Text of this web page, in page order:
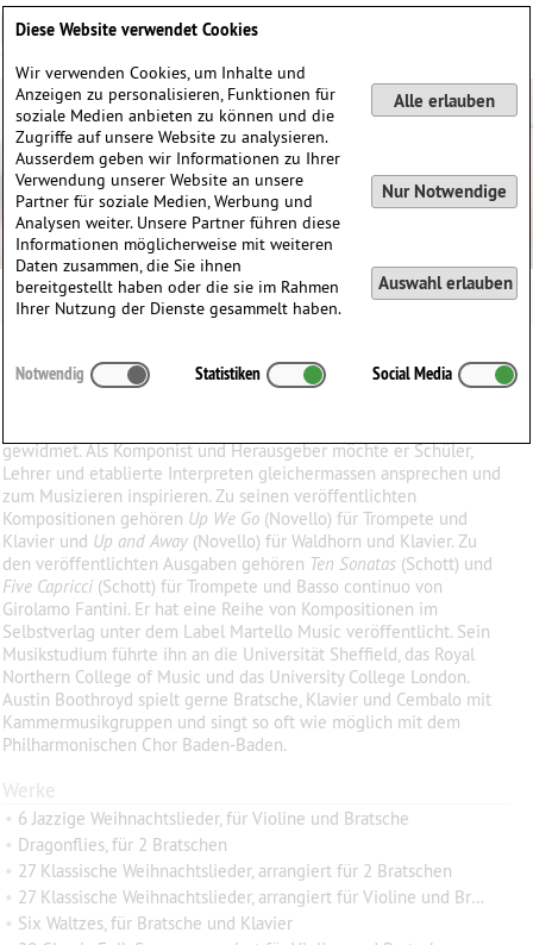
Austin Boothroyd
Boothroyd
∗ inGrossbritannien
gewidmet. Als Komponist und Herausgeber möchte er Schüler,
Lehrer und etablierte Interpreten gleichermassen ansprechen und
zum Musizieren inspirieren. Zu seinen veröffentlichten
Kompositionen gehören Up We Go (Novello) für Trompete und
Klavier und Up and Away (Novello) für Waldhorn und Klavier. Zu
den veröffentlichten Ausgaben gehören Ten Sonatas (Schott) und
Five Capricci (Schott) für Trompete und Basso continuo von
Girolamo Fantini. Er hat eine Reihe von Kompositionen im
Selbstverlag unter dem Label Martello Music veröffentlicht. Sein
Musikstudium führte ihn an die Universität Sheffield, das Royal
Northern College of Music und das University College London.
Austin Boothroyd spielt gerne Bratsche, Klavier und Cembalo mit
Kammermusikgruppen und singt so oft wie möglich mit dem
Philharmonischen Chor Baden-Baden.
Werke
• 6 Jazzige Weihnachtslieder, für Violine und Bratsche
• Dragonflies, für 2 Bratschen
• 27 Klassische Weihnachtslieder, arrangiert für 2 Bratschen
• 27 Klassische Weihnachtslieder, arrangiert für Violine und Bratsche
• Six Waltzes, für Bratsche und Klavier
Diese Website verwendet Cookies
Wir verwenden Cookies, um Inhalte und
Anzeigen zu personalisieren, Funktionen für
soziale Medien anbieten zu können und die
Zugriffe auf unsere Website zu analysieren.
Ausserdem geben wir Informationen zu Ihrer
Verwendung unserer Website an unsere
Partner für soziale Medien, Werbung und
Analysen weiter. Unsere Partner führen diese
Informationen möglicherweise mit weiteren
Daten zusammen, die Sie ihnen
bereitgestellt haben oder die sie im Rahmen
Ihrer Nutzung der Dienste gesammelt haben.
Alle erlauben
Nur Notwendige
Auswahl erlauben
Notwendig Statistiken Social Media